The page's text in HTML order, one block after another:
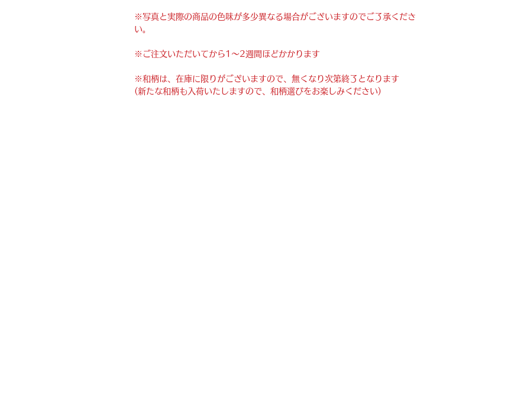
※写真と実際の商品の色味が多少異なる場合がございますのでご了承くださ
い。
※ご注文いただいてから1〜2週間ほどかかります
※和柄は、在庫に限りがございますので、無くなり次第終了となります
(新たな和柄も入荷いたしますので、和柄選びをお楽しみください)